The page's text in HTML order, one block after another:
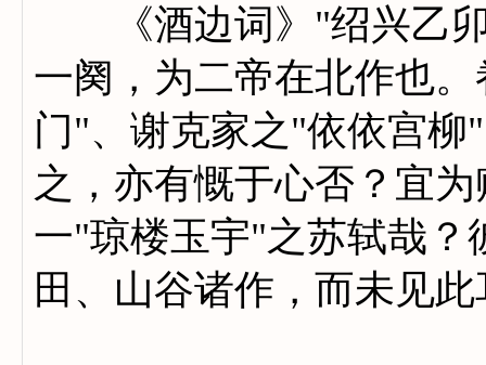
《酒边词》"绍兴乙卯
一阕，为二帝在北作也
门"、谢克家之"依依宫
之，亦有慨于心否？宜
一"琼楼玉宇"之苏轼哉？
田、山谷诸作，而未见此